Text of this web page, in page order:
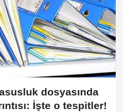
dosyasında
İşte o tespitler!